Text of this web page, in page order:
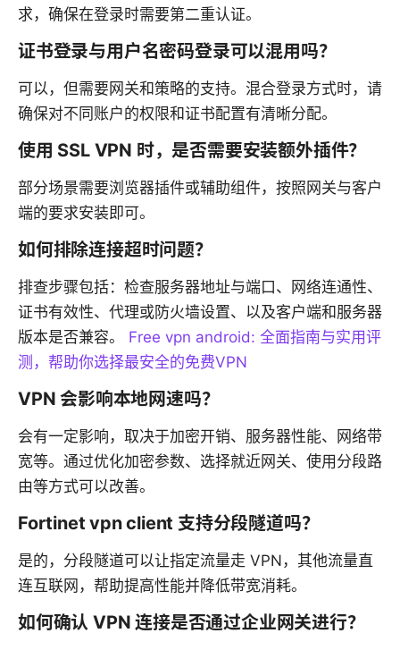
求，确保在登录时需要第二重认证。
证书登录与用户名密码登录可以混用吗？
可以，但需要网关和策略的支持。混合登录方式时，请
确保对不同账户的权限和证书配置有清晰分配。
使用 SSL VPN 时，是否需要安装额外插件？
部分场景需要浏览器插件或辅助组件，按照网关与客户
端的要求安装即可。
如何排除连接超时问题？
排查步骤包括：检查服务器地址与端口、网络连通性、
证书有效性、代理或防火墙设置、以及客户端和服务器
版本是否兼容。 Free vpn android: 全面指南与实用评
测，帮助你选择最安全的免费VPN
VPN 会影响本地网速吗？
会有一定影响，取决于加密开销、服务器性能、网络带
宽等。通过优化加密参数、选择就近网关、使用分段路
由等方式可以改善。
Fortinet vpn client 支持分段隧道吗？
是的，分段隧道可以让指定流量走 VPN，其他流量直
连互联网，帮助提高性能并降低带宽消耗。
如何确认 VPN 连接是否通过企业网关进行？